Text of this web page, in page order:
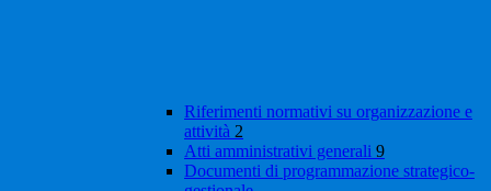
Riferimenti normativi su organizzazione e
attività 2
Atti amministrativi generali 9
Documenti di programmazione strategico-